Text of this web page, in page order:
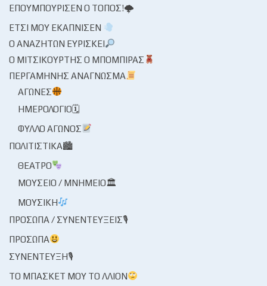
ΕΠΟΥΜΠΟΎΡΙΣΕΝ Ο ΤΌΠΟΣ!🌩
ΈΤΣΙ ΜΟΥ ΕΚΆΠΝΙΣΕΝ
Ο ΑΝΑΖΗΤΏΝ ΕΥΡΊΣΚΕΙ
Ο ΜΙΤΣΙΚΟΥΡΤΉΣ Ο ΜΠΌΜΠΙΡΑΣ
ΠΕΡΓΑΜΗΝΉΣ ΑΝΆΓΝΩΣΜΑ
ΑΓΏΝΕΣ
ΗΜΕΡΟΛΌΓΙΟ🗓
ΦΎΛΛΟ ΑΓΏΝΟΣ
ΠΟΛΙΤΙΣΤΙΚΆ🏙
ΘΈΑΤΡΟ
ΜΟΥΣΕΊΟ / ΜΝΗΜΕΊΟ🏛
ΜΟΥΣΙΚΉ
ΠΡΌΣΩΠΑ / ΣΥΝΕΝΤΕΎΞΕΙΣ🎙
ΠΡΌΣΩΠΑ
ΣΥΝΈΝΤΕΥΞΗ🎙
ΤΟ ΜΠΆΣΚΕΤ ΜΟΥ ΤΟ ΛΛΊΟΝ